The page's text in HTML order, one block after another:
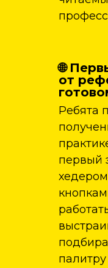
🌐
от
Ребята
первый